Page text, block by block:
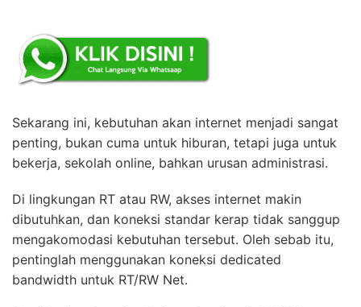
Sekarang ini, kebutuhan akan internet menjadi sangat
penting, bukan cuma untuk hiburan, tetapi juga untuk
bekerja, sekolah online, bahkan urusan administrasi.
Di lingkungan RT atau RW, akses internet makin
dibutuhkan, dan koneksi standar kerap tidak sanggup
mengakomodasi kebutuhan tersebut. Oleh sebab itu,
pentinglah menggunakan koneksi dedicated
bandwidth untuk RT/RW Net.